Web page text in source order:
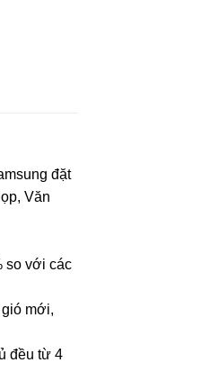
đặt
Văn
so với các
mới,
đều từ 4